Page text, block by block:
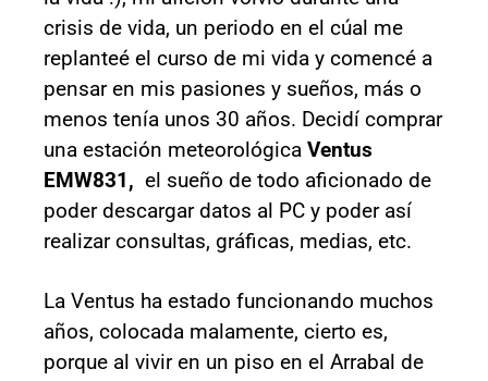
crisis de vida, un periodo en el cúal me
replanteé el curso de mi vida y comencé a
pensar en mis pasiones y sueños, más o
menos tenía unos 30 años. Decidí comprar
una estación meteorológica Ventus
EMW831, el sueño de todo aficionado de
poder descargar datos al PC y poder así
realizar consultas, gráficas, medias, etc.
La Ventus ha estado funcionando muchos
años, colocada malamente, cierto es,
porque al vivir en un piso en el Arrabal de